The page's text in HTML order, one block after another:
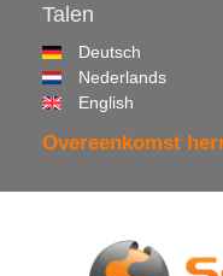
Talen
Deutsch
Nederlands
English
Overeenkomst